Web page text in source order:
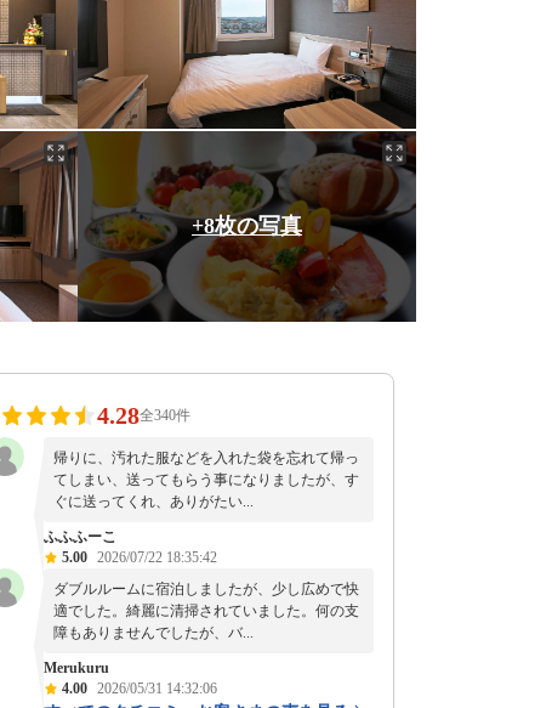
+8枚の写真
4.28全340件
帰りに、汚れた服などを入れた袋を忘れて帰っ
てしまい、送ってもらう事になりましたが、す
ぐに送ってくれ、ありがたい...
ふふふーこ
5.00 2026/07/22 18:35:42
ダブルルームに宿泊しましたが、少し広めで快
適でした。綺麗に清掃されていました。何の支
障もありませんでしたが、バ...
Merukuru
4.00 2026/05/31 14:32:06